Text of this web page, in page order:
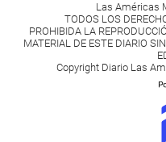
Las Américas
TODOS LOS
PROHIBIDA LA
MATERIAL DE ESTE DIARIO
Copyright Diario Las